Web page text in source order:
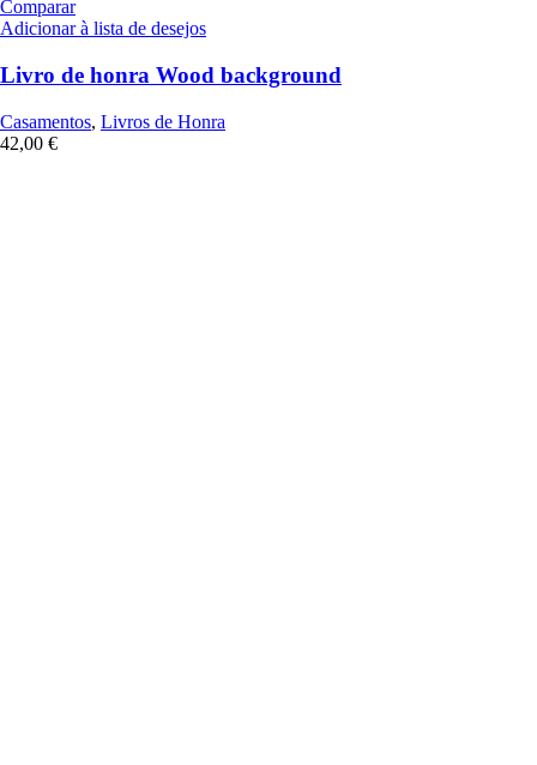
Comparar
Adicionar à lista de desejos
Livro de honra Wood background
Casamentos, Livros de Honra
42,00 €